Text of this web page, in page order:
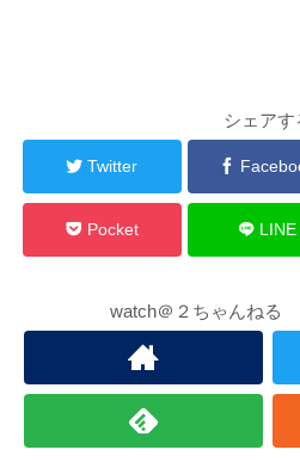
シェアす
Twitter
Pocket LINE
watch＠２ちゃんねる